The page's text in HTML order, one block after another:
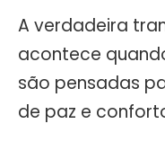
A verdadeira
acontece
são pensadas
de paz e